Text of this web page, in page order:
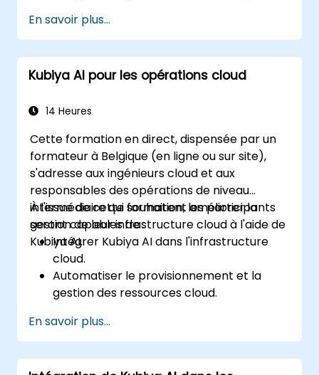
Améliorer l'automatisation DevOps grâce
à des flux de travail pilotés par l'IA.
Assurer la sécurité et la conformité dans
les processus DevOps pilotés par l'IA.
En savoir plus...
Kubiya AI pour les opérations cloud
14 Heures
Cette formation en direct, dispensée par un
formateur à Belgique (en ligne ou sur site),
s'adresse aux ingénieurs cloud et aux
responsables des opérations de niveau
intermédiaire qui souhaitent améliorer la
gestion de leur infrastructure cloud à l'aide de
Kubiya AI.
À l'issue de cette formation, les participants
seront capables de :
Intégrer Kubiya AI dans l'infrastructure
cloud.
Automatiser le provisionnement et la
gestion des ressources cloud.
analyses propulsées par l'IA.
Améliorer la sécurité cloud avec une
surveillance pilotée par l'IA.
En savoir plus...